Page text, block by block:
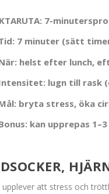
7-
7 minuter (sätt
helst efter lunch,
lugn till rask
bryta stress, öka
kan upprepas
upplever att stress och